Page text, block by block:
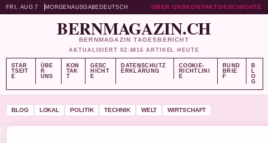
FRI, AUG 7 MORGENAUSGABE DEUTSCH ÜBER UNSKONTAKTGESCHICHTE
BERNMAGAZIN.CH
BERNMAGAZIN TAGESBERICHT
AKTUALISIERT 02:4816 ARTIKEL HEUTE
STAR
TSEIT
E
ÜBE
R
UNS
KON
TAK
T
GESC
HICHT
E
DATENSCHUTZ
ERKLÄRUNG
COOKIE-
RICHTLINI
E
RUND
BRIE
F
B
L
O
G
BLOG LOKAL POLITIK TECHNIK WELT WIRTSCHAFT